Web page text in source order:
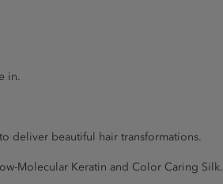
in.
deliver beautiful hair transformations.
Molecular Keratin and Color Caring Silk.